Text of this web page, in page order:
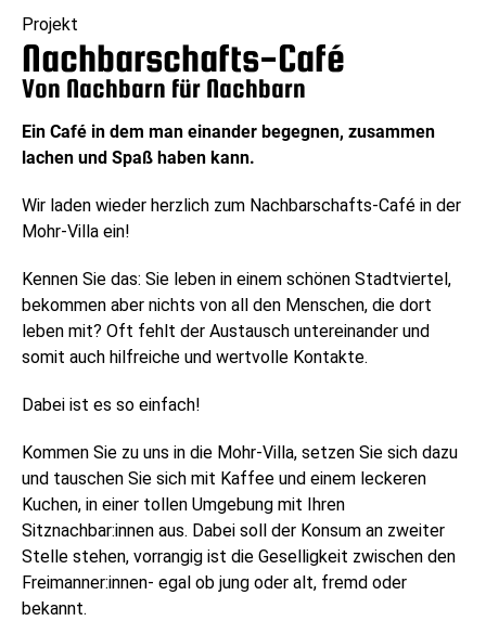
Projekt
Nachbarschafts-Café
Von Nachbarn für Nachbarn
Ein Café in dem man einander begegnen, zusammen
lachen und Spaß haben kann.
Wir laden wieder herzlich zum Nachbarschafts-Café in der
Mohr-Villa ein!
Kennen Sie das: Sie leben in einem schönen Stadtviertel,
bekommen aber nichts von all den Menschen, die dort
leben mit? Oft fehlt der Austausch untereinander und
somit auch hilfreiche und wertvolle Kontakte.
Dabei ist es so einfach!
Kommen Sie zu uns in die Mohr-Villa, setzen Sie sich dazu
und tauschen Sie sich mit Kaffee und einem leckeren
Kuchen, in einer tollen Umgebung mit Ihren
Sitznachbar:innen aus. Dabei soll der Konsum an zweiter
Stelle stehen, vorrangig ist die Geselligkeit zwischen den
Freimanner:innen- egal ob jung oder alt, fremd oder
bekannt.